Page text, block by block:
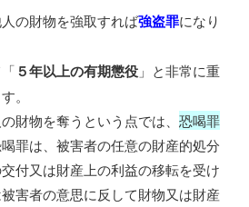
の財物を強取すれば強盗罪になり
５年以上の有期懲役 」と非常に重
。
財物を奪うという点では、恐喝罪
罪は、被害者の任意の財産的処分
付又は財産上の利益の移転を受け
害者の意思に反して財物又は財産